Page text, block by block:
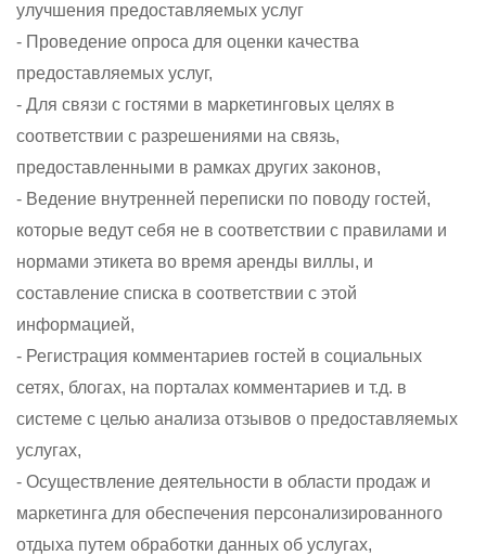
улучшения предоставляемых услуг
- Проведение опроса для оценки качества
предоставляемых услуг,
- Для связи с гостями в маркетинговых целях в
соответствии с разрешениями на связь,
предоставленными в рамках других законов,
- Ведение внутренней переписки по поводу гостей,
которые ведут себя не в соответствии с правилами и
нормами этикета во время аренды виллы, и
составление списка в соответствии с этой
информацией,
- Регистрация комментариев гостей в социальных
сетях, блогах, на порталах комментариев и т.д. в
системе с целью анализа отзывов о предоставляемых
услугах,
- Осуществление деятельности в области продаж и
маркетинга для обеспечения персонализированного
отдыха путем обработки данных об услугах,